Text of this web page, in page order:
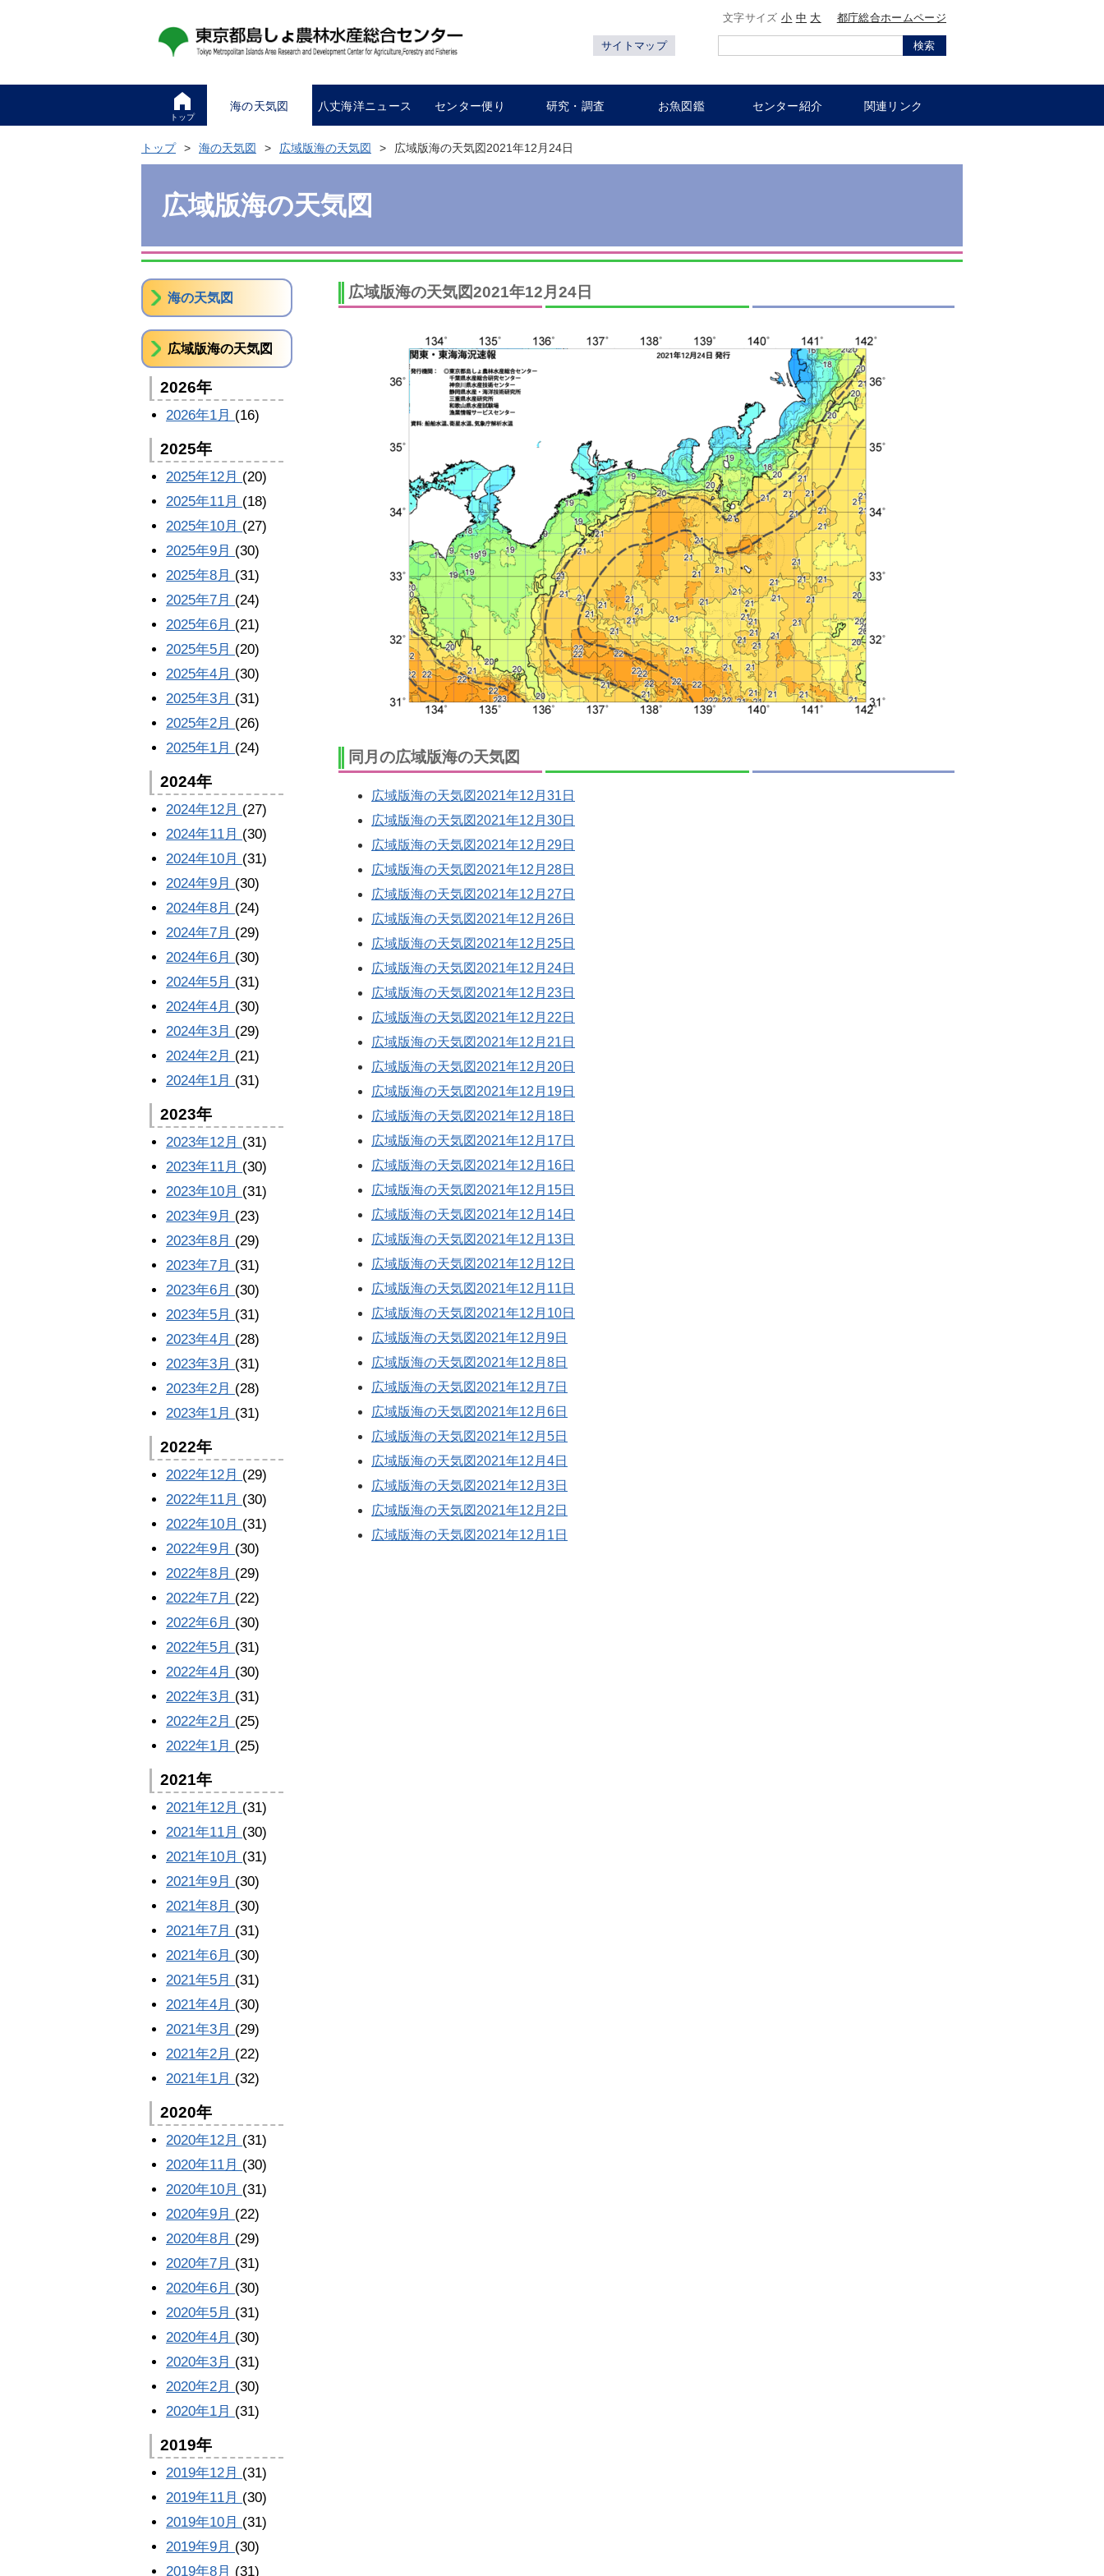
文字サイズ小 中 大 都庁総合ホームページ
サイトマップ 検索
トップ
海の天気図 八丈海洋ニュース センター便り 研究・調査 お魚図鑑 センター紹介 関連リンク
トップ 海の天気図 広域版海の天気図 広域版海の天気図2021年12月24日
広域版海の天気図
広域版海の天気図2021年12月24日
同月の広域版海の天気図
広域版海の天気図2021年12月31日
広域版海の天気図2021年12月30日
広域版海の天気図2021年12月29日
広域版海の天気図2021年12月28日
広域版海の天気図2021年12月27日
広域版海の天気図2021年12月26日
広域版海の天気図2021年12月25日
広域版海の天気図2021年12月24日
広域版海の天気図2021年12月23日
広域版海の天気図2021年12月22日
広域版海の天気図2021年12月21日
広域版海の天気図2021年12月20日
広域版海の天気図2021年12月19日
広域版海の天気図2021年12月18日
広域版海の天気図2021年12月17日
広域版海の天気図2021年12月16日
広域版海の天気図2021年12月15日
広域版海の天気図2021年12月14日
広域版海の天気図2021年12月13日
広域版海の天気図2021年12月12日
広域版海の天気図2021年12月11日
広域版海の天気図2021年12月10日
広域版海の天気図2021年12月9日
広域版海の天気図2021年12月8日
広域版海の天気図2021年12月7日
広域版海の天気図2021年12月6日
広域版海の天気図2021年12月5日
広域版海の天気図2021年12月4日
広域版海の天気図2021年12月3日
広域版海の天気図2021年12月2日
広域版海の天気図2021年12月1日
海の天気図
広域版海の天気図
2026年
2026年1月 (16)
2025年
2025年12月 (20)
2025年11月 (18)
2025年10月 (27)
2025年9月 (30)
2025年8月 (31)
2025年7月 (24)
2025年6月 (21)
2025年5月 (20)
2025年4月 (30)
2025年3月 (31)
2025年2月 (26)
2025年1月 (24)
2024年
2024年12月 (27)
2024年11月 (30)
2024年10月 (31)
2024年9月 (30)
2024年8月 (24)
2024年7月 (29)
2024年6月 (30)
2024年5月 (31)
2024年4月 (30)
2024年3月 (29)
2024年2月 (21)
2024年1月 (31)
2023年
2023年12月 (31)
2023年11月 (30)
2023年10月 (31)
2023年9月 (23)
2023年8月 (29)
2023年7月 (31)
2023年6月 (30)
2023年5月 (31)
2023年4月 (28)
2023年3月 (31)
2023年2月 (28)
2023年1月 (31)
2022年
2022年12月 (29)
2022年11月 (30)
2022年10月 (31)
2022年9月 (30)
2022年8月 (29)
2022年7月 (22)
2022年6月 (30)
2022年5月 (31)
2022年4月 (30)
2022年3月 (31)
2022年2月 (25)
2022年1月 (25)
2021年
2021年12月 (31)
2021年11月 (30)
2021年10月 (31)
2021年9月 (30)
2021年8月 (30)
2021年7月 (31)
2021年6月 (30)
2021年5月 (31)
2021年4月 (30)
2021年3月 (29)
2021年2月 (22)
2021年1月 (32)
2020年
2020年12月 (31)
2020年11月 (30)
2020年10月 (31)
2020年9月 (22)
2020年8月 (29)
2020年7月 (31)
2020年6月 (30)
2020年5月 (31)
2020年4月 (30)
2020年3月 (31)
2020年2月 (30)
2020年1月 (31)
2019年
2019年12月 (31)
2019年11月 (30)
2019年10月 (31)
2019年9月 (30)
2019年8月 (31)